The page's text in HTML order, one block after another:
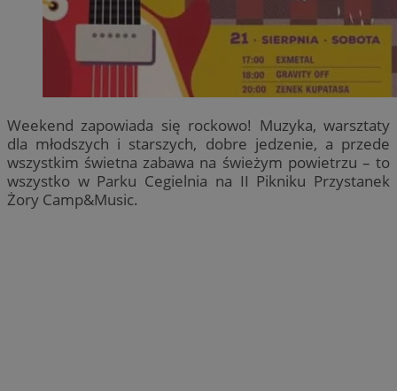
Weekend zapowiada się rockowo! Muzyka, warsztaty
dla młodszych i starszych, dobre jedzenie, a przede
wszystkim świetna zabawa na świeżym powietrzu – to
wszystko w Parku Cegielnia na II Pikniku Przystanek
Żory Camp&Music.